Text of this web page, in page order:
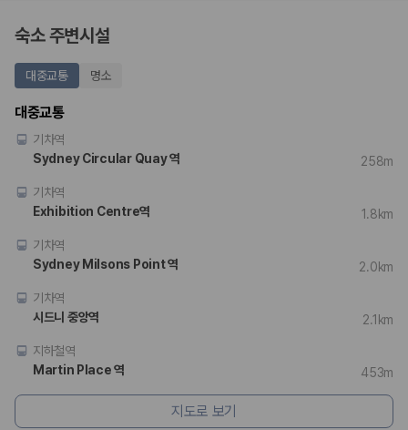
숙소 주변시설
대중교통 명소
대중교통
기차역
Sydney Circular Quay 역
258m
기차역
Exhibition Centre역
1.8km
기차역
Sydney Milsons Point 역
2.0km
기차역
시드니 중앙역
2.1km
지하철역
Martin Place 역
453m
지도로 보기